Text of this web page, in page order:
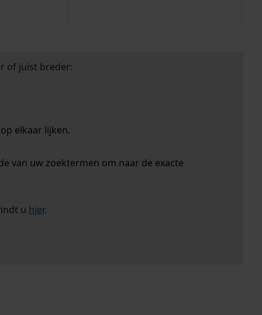
of juist breder:
elkaar lijken.
van uw zoektermen om naar de exacte
u hier.